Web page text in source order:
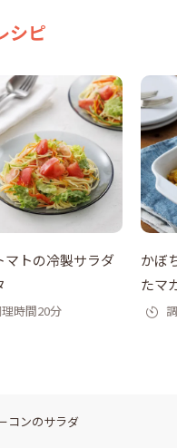
シピ
マトの冷製サラダ
時間20分
かぼ
たマ
コンのサラダ